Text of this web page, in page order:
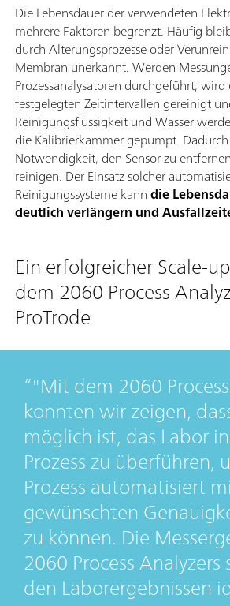
Die Lebensdauer der verwendeten
mehrere Faktoren begrenzt. Häufig
durch Alterungsprozesse oder
Membran unerkannt. Werden
Prozessanalysatoren durchgeführt,
festgelegten Zeitintervallen gereinigt
Reinigungsflüssigkeit und Wasser
die Kalibrierkammer gepumpt.
Notwendigkeit, den Sensor zu
reinigen. Der Einsatz solcher
Reinigungssysteme kanndie
deutlich verlängern und
Ein erfolgreicher Scale-
dem 2060 Process
ProTrode
"Mit dem 2060
konnten wir zeigen,
möglich ist, das Labor
Prozess zu überführen,
Prozess automatisiert
gewünschten
zu können. Die
2060 Process
den Laborergebnissen